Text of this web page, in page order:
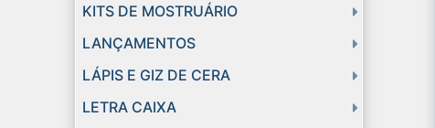
KITS DE MOSTRUÁRIO
LANÇAMENTOS
LÁPIS E GIZ DE CERA
LETRA CAIXA